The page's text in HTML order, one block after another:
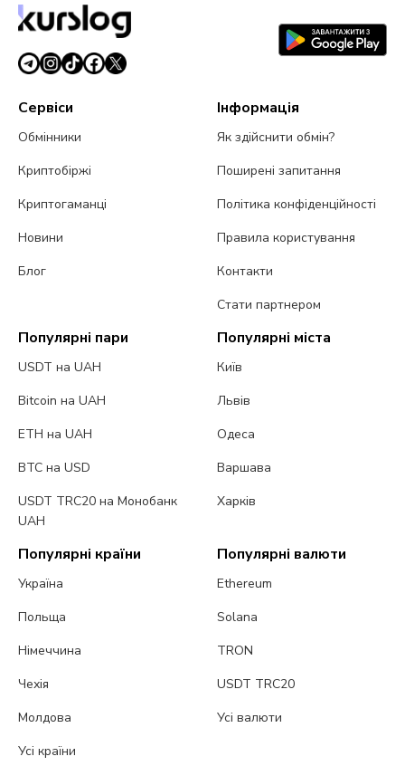
Сервіси
Обмінники
Криптобіржі
Криптогаманці
Новини
Блог
Інформація
Як здійснити обмін?
Поширені запитання
Політика конфіденційності
Правила користування
Контакти
Стати партнером
Популярні пари
USDT на UAH
Bitcoin на UAH
ETH на UAH
BTC на USD
USDT TRC20 на Монобанк
UAH
Популярні міста
Київ
Львів
Одеса
Варшава
Харків
Популярні країни
Україна
Польща
Німеччина
Чехія
Молдова
Усі країни
Популярні валюти
Ethereum
Solana
TRON
USDT TRC20
Усі валюти